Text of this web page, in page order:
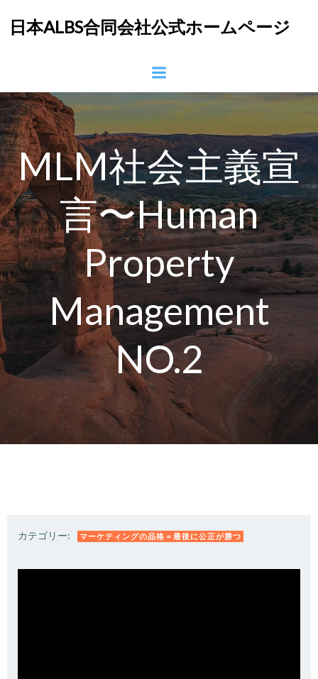
ン
ツ
へ
ッ
プ
日本ALBS合同会社公式ホームページ
MLM社会主義宣
言〜Human
Property
Management
NO.2
カテゴリー: マーケティングの品格＝最後に公正が勝つ